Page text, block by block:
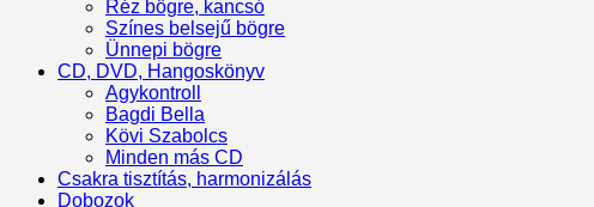
Réz bögre, kancsó
Színes belsejű bögre
Ünnepi bögre
CD, DVD, Hangoskönyv
Agykontroll
Bagdi Bella
Kövi Szabolcs
Minden más CD
Csakra tisztítás, harmonizálás
Dobozok